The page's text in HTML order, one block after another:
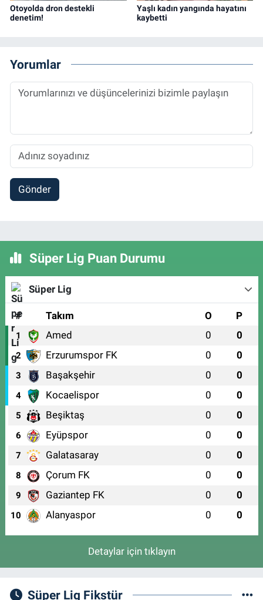
Otoyolda dron destekli
denetim!
Yaşlı kadın yangında hayatını
kaybetti
Yorumlar
Gönder
Süper Lig Puan Durumu
Süper Lig
# Takım O P
1 Amed 0 0
2 Erzurumspor FK 0 0
3 Başakşehir 0 0
4 Kocaelispor 0 0
5 Beşiktaş 0 0
6 Eyüpspor 0 0
7 Galatasaray 0 0
8 Çorum FK 0 0
9 Gaziantep FK 0 0
10 Alanyaspor 0 0
Detaylar için tıklayın
Süper Lig Fikstür